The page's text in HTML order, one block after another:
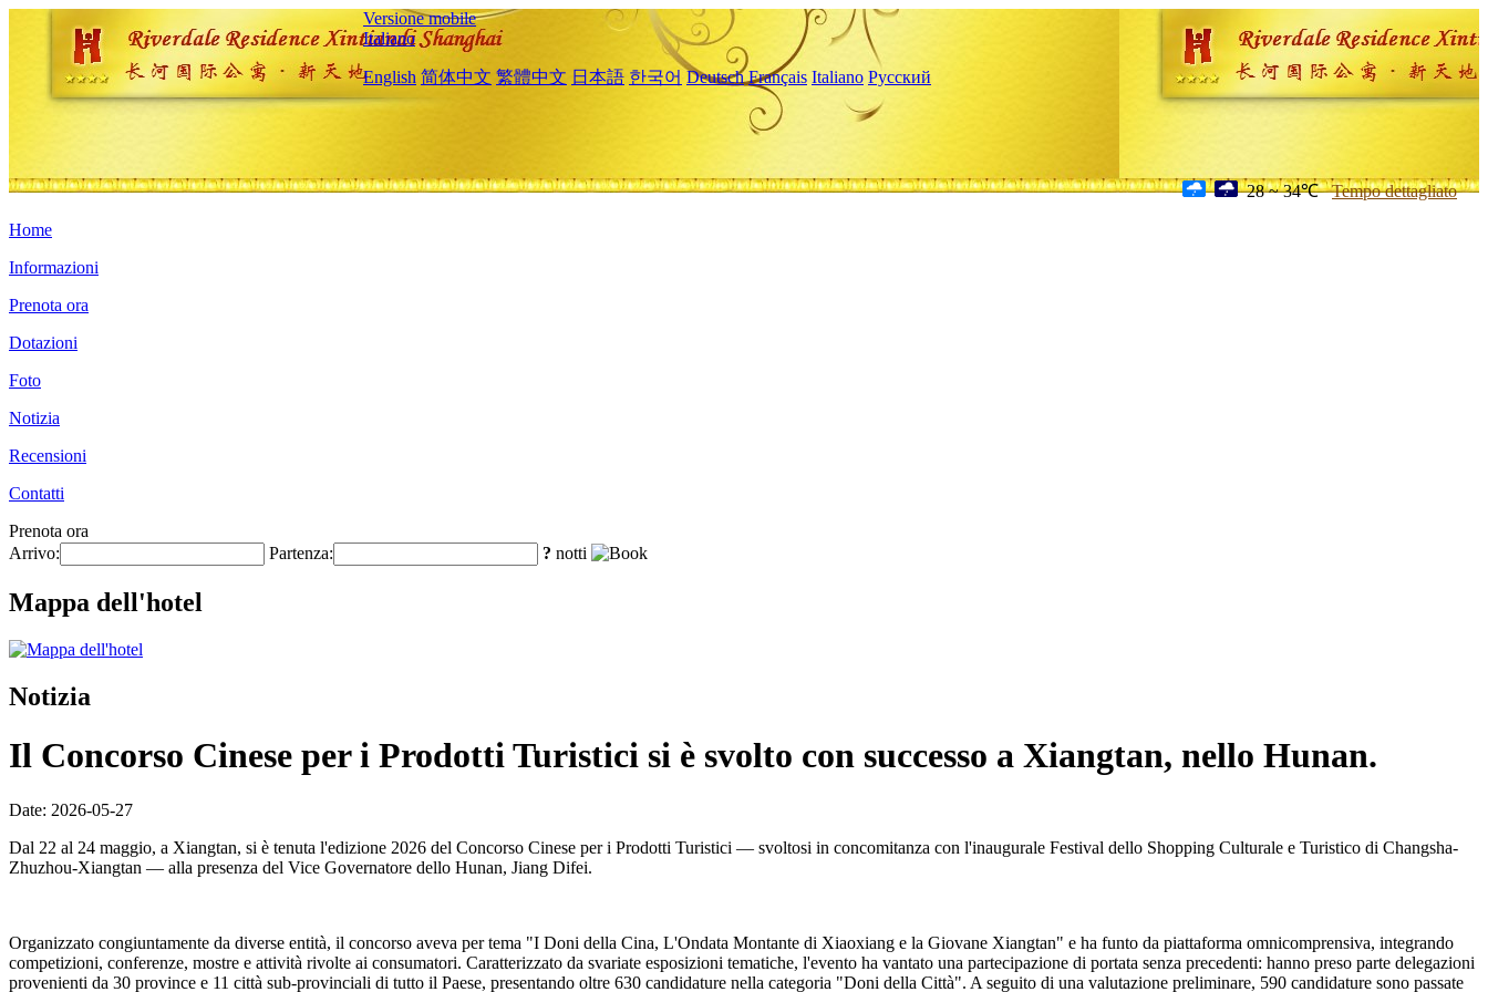
Versione mobile
Italiano
English 简体中文 繁體中文 日本語 한국어 Deutsch Français Italiano Русский
28 ~ 34℃ Tempo dettagliato
Home
Informazioni
Prenota ora
Dotazioni
Foto
Notizia
Recensioni
Contatti
Prenota ora
Arrivo:
Partenza: ? notti
Mappa dell'hotel
Notizia
Il Concorso Cinese per i Prodotti Turistici si è svolto con successo a Xiangtan, nello Hunan.
Date: 2026-05-27
Dal 22 al 24 maggio, a Xiangtan, si è tenuta l'edizione 2026 del Concorso Cinese per i Prodotti Turistici — svoltosi in concomitanza con l'inaugurale Festival dello Shopping Culturale e Turistico di Changsha-
Zhuzhou-Xiangtan — alla presenza del Vice Governatore dello Hunan, Jiang Difei.
Organizzato congiuntamente da diverse entità, il concorso aveva per tema "I Doni della Cina, L'Ondata Montante di Xiaoxiang e la Giovane Xiangtan" e ha funto da piattaforma omnicomprensiva, integrando
competizioni, conferenze, mostre e attività rivolte ai consumatori. Caratterizzato da svariate esposizioni tematiche, l'evento ha vantato una partecipazione di portata senza precedenti: hanno preso parte delegazioni
provenienti da 30 province e 11 città sub-provinciali di tutto il Paese, presentando oltre 630 candidature nella categoria "Doni della Città". A seguito di una valutazione preliminare, 590 candidature sono passate